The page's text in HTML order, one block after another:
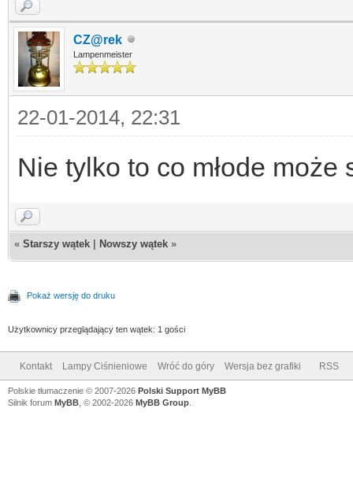
CZ@rek
Lampenmeister
22-01-2014, 22:31
Nie tylko to co młode
« Starszy wątek Nowszy wątek »
Pokaż wersję do druku
Użytkownicy przeglądający ten wątek: 1 gości
Kontakt Lampy Ciśnieniowe Wróć do góry Wersja bez grafiki RSS
Polskie tłumaczenie © 2007-2026 Polski Support MyBB
Silnik forum MyBB , © 2002-2026 MyBB Group